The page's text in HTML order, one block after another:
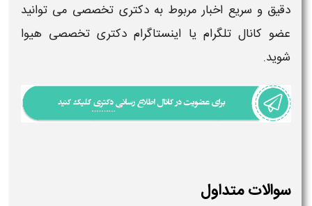
دقیق و سریع اخبار مربوط بهدکتری تخصصی می توانید
عضو کانال تلگرام یا اینستاگرام دکتریتخصصی هیوا
شوید.
سوالات متداول